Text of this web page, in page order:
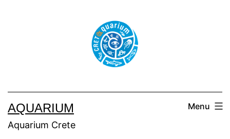
AQUARIUM
Aquarium Crete
Menu